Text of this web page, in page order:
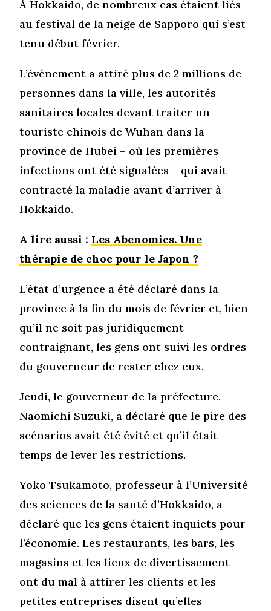
À Hokkaido, de nombreux cas étaient liés
au festival de la neige de Sapporo qui s’est
tenu début février.
L’événement a attiré plus de 2 millions de
personnes dans la ville, les autorités
sanitaires locales devant traiter un
touriste chinois de Wuhan dans la
province de Hubei – où les premières
infections ont été signalées – qui avait
contracté la maladie avant d’arriver à
Hokkaido.
A lire aussi : Les Abenomics. Une
thérapie de choc pour le Japon ?
L’état d’urgence a été déclaré dans la
province à la fin du mois de février et, bien
qu’il ne soit pas juridiquement
contraignant, les gens ont suivi les ordres
du gouverneur de rester chez eux.
Jeudi, le gouverneur de la préfecture,
Naomichi Suzuki, a déclaré que le pire des
scénarios avait été évité et qu’il était
temps de lever les restrictions.
Yoko Tsukamoto, professeur à l’Université
des sciences de la santé d’Hokkaido, a
déclaré que les gens étaient inquiets pour
l’économie. Les restaurants, les bars, les
magasins et les lieux de divertissement
ont du mal à attirer les clients et les
petites entreprises disent qu’elles